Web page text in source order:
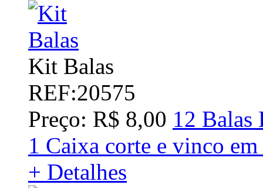
Kit Balas
REF:20575
Preço: R$ 8,00 12 Balas
1 Caixa corte e vinco
+ Detalhes